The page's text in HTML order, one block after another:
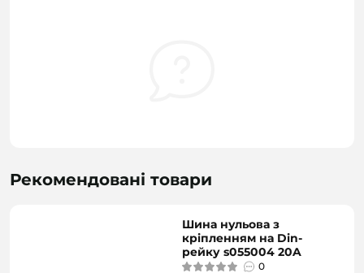
Рекомендовані товари
Шина нульова з
кріпленням на Din-
рейку s055004 20A
0